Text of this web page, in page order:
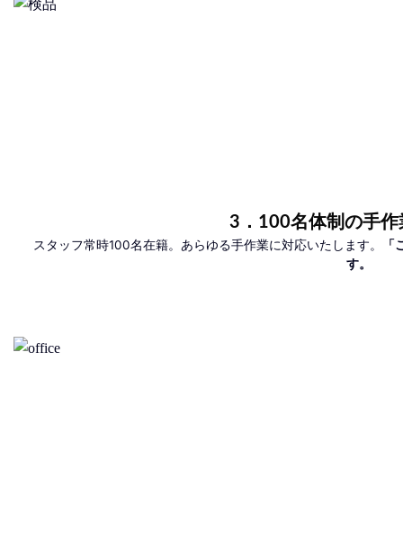
3．100名体制の手作
スタッフ常時100名在籍。あらゆる手作業に対応いたします。
す。